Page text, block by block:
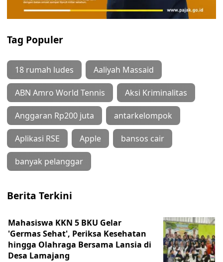
Tag Populer
18 rumah ludes Aaliyah Massaid
ABN Amro World Tennis Aksi Kriminalitas
Anggaran Rp200 juta antarkelompok
Aplikasi RSE Apple bansos cair
banyak pelanggar
Berita Terkini
Mahasiswa KKN 5 BKU Gelar
'Germas Sehat', Periksa Kesehatan
hingga Olahraga Bersama Lansia di
Desa Lamajang